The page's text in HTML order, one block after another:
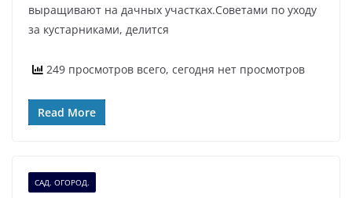
выращивают на дачных участках.Советами по уходу
за кустарниками, делится
249 просмотров всего, сегодня нет просмотров
Read More
САД. ОГОРОД.